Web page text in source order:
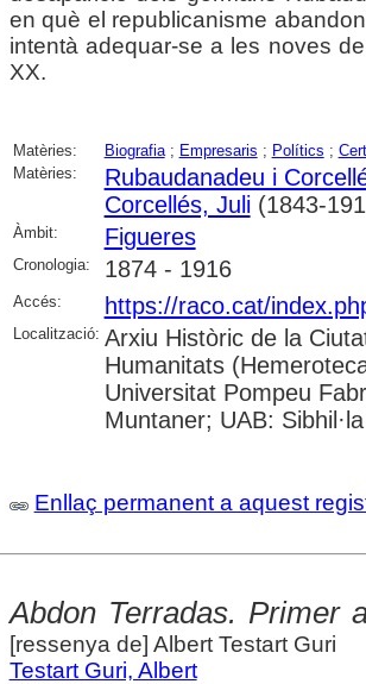
en què el republicanisme
intentà adequar-se a les noves
XX.
Matèries: Biografia; Empresaris ; Polítics ;
Matèries:
Rubaudanadeu i
Corcellés, Juli(1843-
Àmbit: Figueres
Cronologia: 1874 - 1916
Accés: https://raco.cat/
Localització: Arxiu Històric de la
Humanitats
Universitat Pompeu
Muntaner; UAB: Sibhil·la
Enllaç permanent a aquest
Abdon Terradas. Primer
[ressenya de] Albert Testart Guri
Testart Guri, Albert